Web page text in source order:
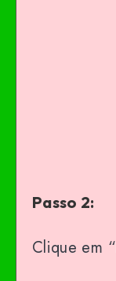
Passo 2:
Clique em “